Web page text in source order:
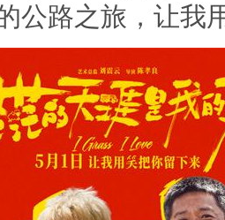
公路之旅，让我